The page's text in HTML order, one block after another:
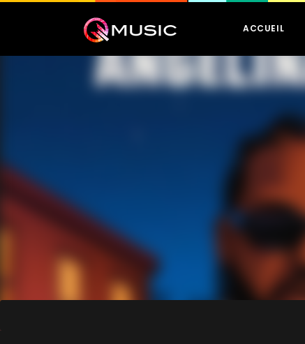
ACCUEIL